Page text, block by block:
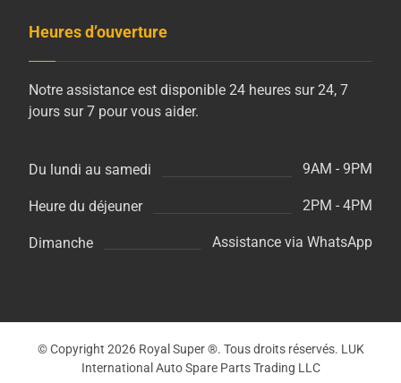
Heures d’ouverture
Notre assistance est disponible 24 heures sur 24, 7
jours sur 7 pour vous aider.
Du lundi au samedi 9AM - 9PM
Heure du déjeuner 2PM - 4PM
Dimanche Assistance via WhatsApp
© Copyright 2026 Royal Super ®. Tous droits réservés. LUK
International Auto Spare Parts Trading LLC